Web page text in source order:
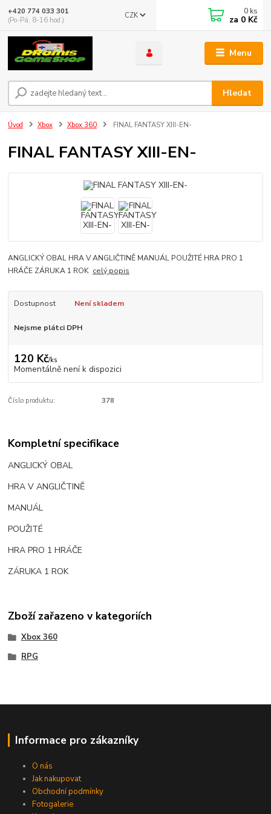
Menu
CZK
Hledat
+420 774 033 301
(Po-Pá, 8-16 hod.)
0 ks
za 0 Kč
Úvod Xbox Xbox 360 FINAL FANTASY XIII-EN-
FINAL FANTASY XIII-EN-
ANGLICKÝ OBAL HRA V ANGLIČTINĚ MANUÁL POUŽITÉ HRA PRO 1
HRÁČE ZÁRUKA 1 ROK celý popis
Dostupnost Není skladem
Nejsme plátci DPH
120 Kč/ks
Momentálně není k dispozici
Číslo produktu: 378
Kompletní specifikace
ANGLICKÝ OBAL
HRA V ANGLIČTINĚ
MANUÁL
POUŽITÉ
HRA PRO 1 HRÁČE
ZÁRUKA 1 ROK
Zboží zařazeno v kategoriích
Xbox 360
RPG
Informace pro zákazníky
O nás
Jak nakupovat
Obchodní podmínky
Fotogalerie